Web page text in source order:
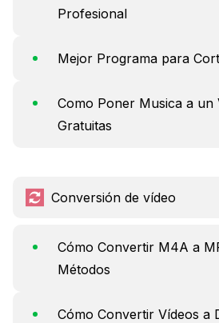
Profesional
Mejor Programa para
Como Poner Musica a un
Gratuitas
Conversión de vídeo
Cómo Convertir M4A a
Métodos
Cómo Convertir Vídeos a